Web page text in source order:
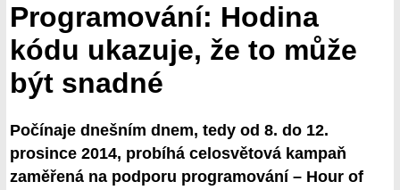
Programování: Hodina
kódu ukazuje, že to může
být snadné
Počínaje dnešním dnem, tedy od 8. do 12.
prosince 2014, probíhá celosvětová kampaň
zaměřená na podporu programování – Hour of